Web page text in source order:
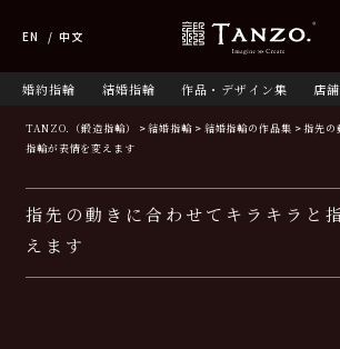
婚約指輪 結婚指輪 作品・デザイン集 店
EN 中文
TANZO.（鍛造指輪） 結婚指輪 結婚指輪の作品集
指先の
指輪が表情を変えます
指先の動きに合わせてキラキラと
えます